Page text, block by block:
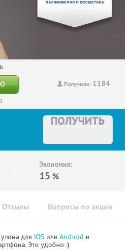
Получили: 1184
ПОЛУЧИТЬ
Экономия:
15 %
Отзывы Вопросы по акции
для IOS или Android и
Это удобно :)